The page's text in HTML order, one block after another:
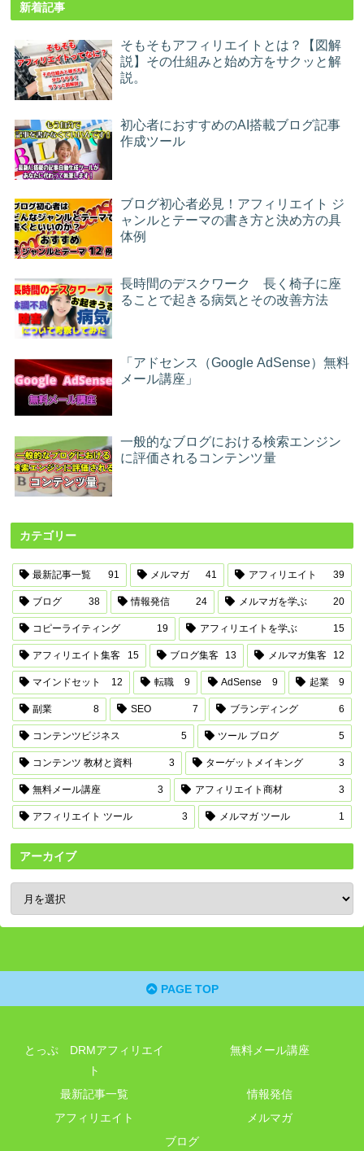
新着記事
そもそもアフィリエイトとは？【図解
説】その仕組みと始め方をサクッと解
説。
初心者におすすめのAI搭載ブログ記事
作成ツール
ブログ初心者必見！アフィリエイト ジ
ャンルとテーマの書き方と決め方の具
体例
長時間のデスクワーク 長く椅子に座
ることで起きる病気とその改善方法
「アドセンス（Google AdSense）無料
メール講座」
一般的なブログにおける検索エンジン
に評価されるコンテンツ量
カテゴリー
最新記事一覧 91 メルマガ 41 アフィリエイト 39
ブログ 38 情報発信 24 メルマガを学ぶ 20
コピーライティング 19 アフィリエイトを学ぶ 15
アフィリエイト集客 15 ブログ集客 13 メルマガ集客 12
マインドセット 12 転職 9 AdSense 9 起業 9
副業 8 SEO 7 ブランディング 6
コンテンツビジネス 5 ツール ブログ 5
コンテンツ 教材と資料 3 ターゲットメイキング 3
無料メール講座 3 アフィリエイト商材 3
アフィリエイト ツール 3 メルマガ ツール 1
アーカイブ
PAGE TOP
とっぷ DRMアフィリエイ
ト
無料メール講座
最新記事一覧
情報発信
アフィリエイト
メルマガ
ブログ